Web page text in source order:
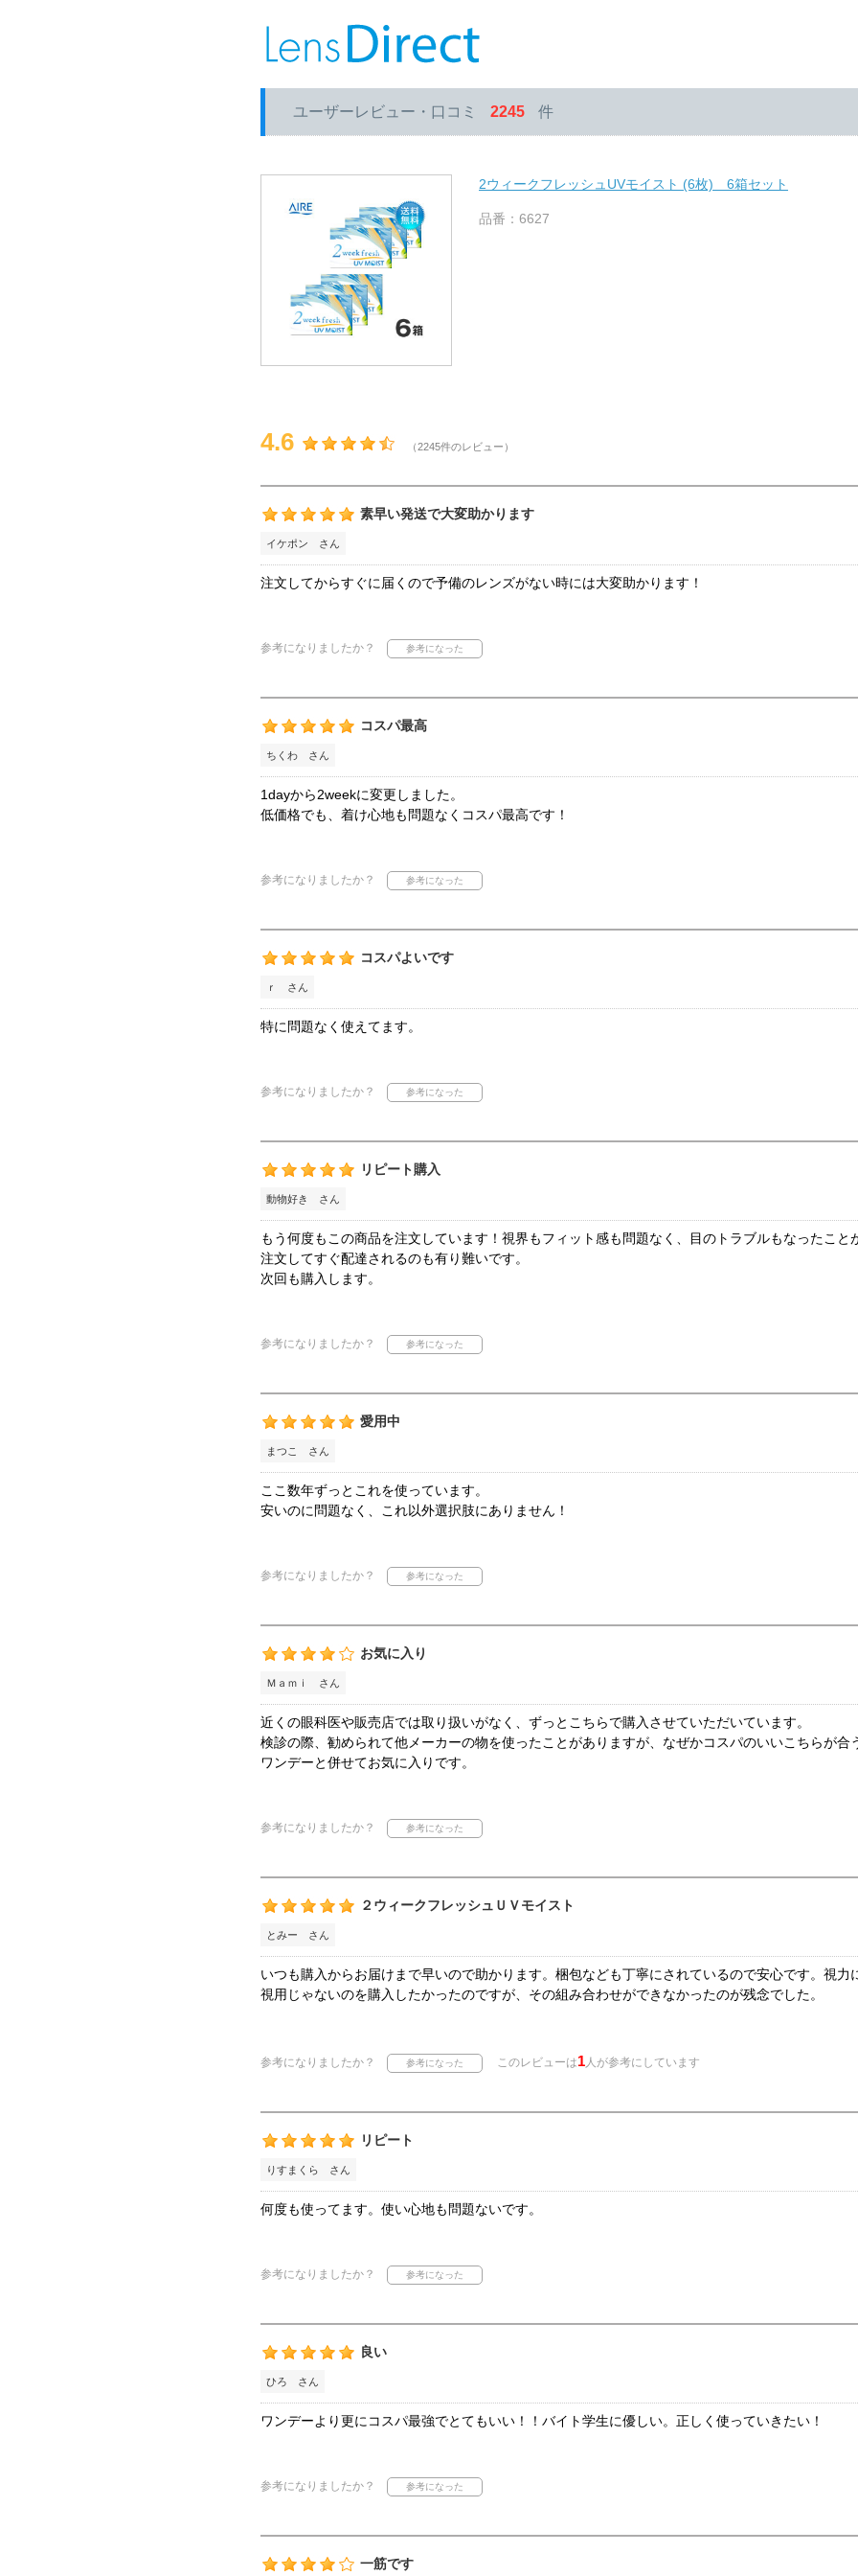
ユーザーレビュー・口コミ 2245 件
2ウィークフレッシュUVモイスト (6枚) 6箱セット
品番：6627
4.6 （2245件のレビュー）
素早い発送で大変助かります
イケポン さん
注文してからすぐに届くので予備のレンズがない時には大変助かります！
参考になりましたか？
コスパ最高
ちくわ さん
1dayから2weekに変更しました。
低価格でも、着け心地も問題なくコスパ最高です！
参考になりましたか？
コスパよいです
ｒ さん
特に問題なく使えてます。
参考になりましたか？
リピート購入
動物好き さん
もう何度もこの商品を注文しています！視界もフィット感も問題なく、目のトラブルもなったこと
注文してすぐ配達されるのも有り難いです。
次回も購入します。
参考になりましたか？
愛用中
まつこ さん
ここ数年ずっとこれを使っています。
安いのに問題なく、これ以外選択肢にありません！
参考になりましたか？
お気に入り
Ｍａｍｉ さん
近くの眼科医や販売店では取り扱いがなく、ずっとこちらで購入させていただいています。
検診の際、勧められて他メーカーの物を使ったことがありますが、なぜかコスパのいいこちらが合
ワンデーと併せてお気に入りです。
参考になりましたか？
２ウィークフレッシュＵＶモイスト
とみー さん
いつも購入からお届けまで早いので助かります。梱包なども丁寧にされているので安心です。視力
視用じゃないのを購入したかったのですが、その組み合わせができなかったのが残念でした。
参考になりましたか？ このレビューは1人が参考にしています
リピート
りすまくら さん
何度も使ってます。使い心地も問題ないです。
参考になりましたか？
良い
ひろ さん
ワンデーより更にコスパ最強でとてもいい！！バイト学生に優しい。正しく使っていきたい！
参考になりましたか？
一筋です